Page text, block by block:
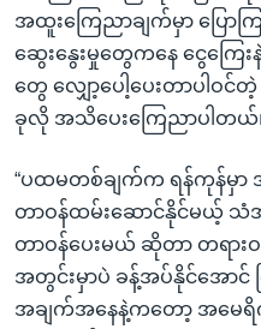
အထူးကြေညာချက်မှာ ပြော
ဆွေးနွေးမှုတွေကနေ ငွေကြေး
တွေ လျှော့ပေါ့ပေးတာပါဝ
ခုလို အသိပေးကြေညာပါတယ်
“ပထမတစ်ချက်က ရန်ကုန်မှ
တာဝန်ထမ်းဆောင်နိုင်မယ့်
တာဝန်ပေးမယ် ဆိုတာ တရားဝ
အတွင်းမှာပဲ ခန့်အပ်နိုင်အောင်
အချက်အနေနဲ့ကတော့ အမေရိ